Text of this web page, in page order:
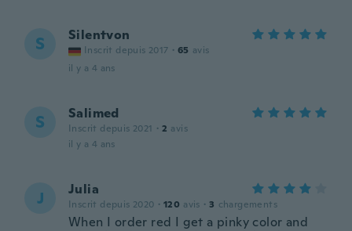
S Silentvon
Inscrit depuis 2017 · 65 avis
il y a 4 ans
S Salimed
Inscrit depuis 2021 · 2 avis
il y a 4 ans
J Julia
Inscrit depuis 2020 · 120 avis · 3 chargements
When I order red I get a pinky color and